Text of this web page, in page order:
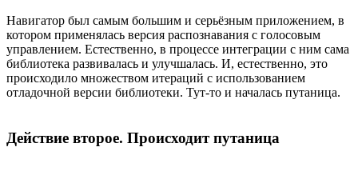
Навигатор был самым большим и серьёзным приложением, в
котором применялась версия распознавания с голосовым
управлением. Естественно, в процессе интеграции с ним сама
библиотека развивалась и улучшалась. И, естественно, это
происходило множеством итераций с использованием
отладочной версии библиотеки. Тут-то и началась путаница.
Действие второе. Происходит путаница